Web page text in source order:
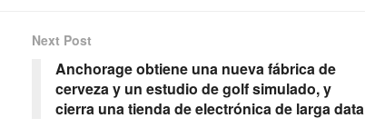
Next Post
Anchorage obtiene una nueva fábrica de
cerveza y un estudio de golf simulado, y
cierra una tienda de electrónica de larga data